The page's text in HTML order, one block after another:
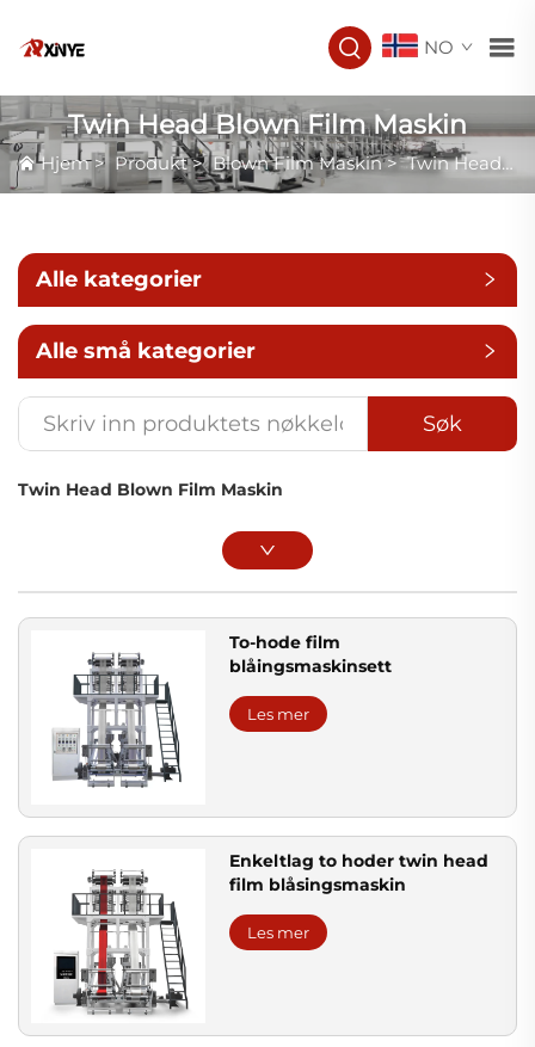
NO
Twin Head Blown Film Maskin
Hjem> Produkt>Blown Film Maskin>Twin Head Blown Film Maskin
Alle kategorier
Alle små kategorier
Søk
Twin Head Blown Film Maskin
To-hode film
blåingsmaskinsett
Les mer
Enkeltlag to hoder twin head
film blåsingsmaskin
Les mer